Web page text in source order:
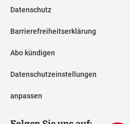
Datenschutz
Barrierefreiheitserklärung
Abo kündigen
Datenschutzeinstellungen
anpassen